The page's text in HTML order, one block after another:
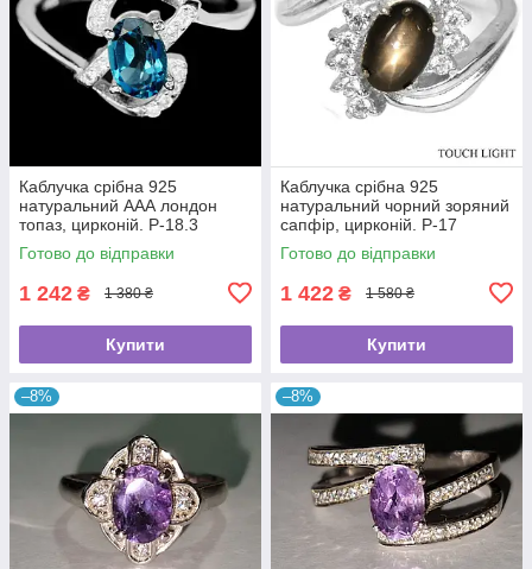
Каблучка срібна 925
натуральний ААА лондон
топаз, цирконій. Р-18.3
Готово до відправки
1 242 ₴ 1 380 ₴
Купити
Каблучка срібна 925
натуральний чорний зоряний
сапфір, цирконій. Р-17
Готово до відправки
1 422 ₴ 1 580 ₴
Купити
–8% –8%